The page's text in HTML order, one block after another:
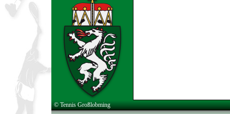
© Tennis Großlobming